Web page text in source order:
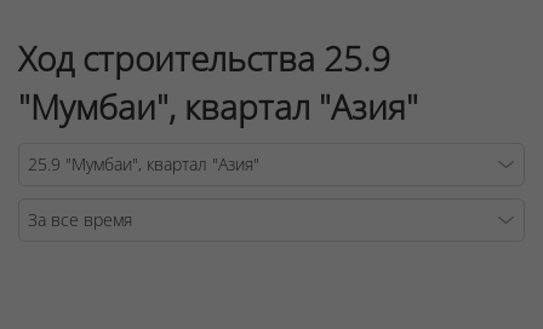
Ход строительства 25.9
"Мумбаи", квартал "Азия"